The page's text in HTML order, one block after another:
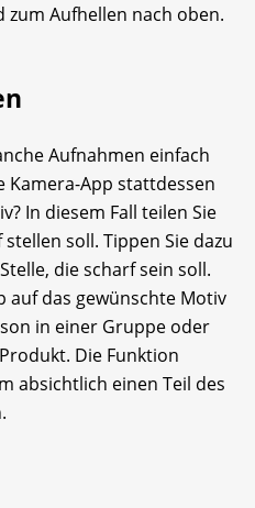
Aufhellen nach oben.
Aufnahmen einfach
Kamera-App stattdessen
In diesem Fall teilen Sie
soll. Tippen Sie dazu
die scharf sein soll.
auf das gewünschte Motiv
in einer Gruppe oder
Die Funktion
absichtlich einen Teil des